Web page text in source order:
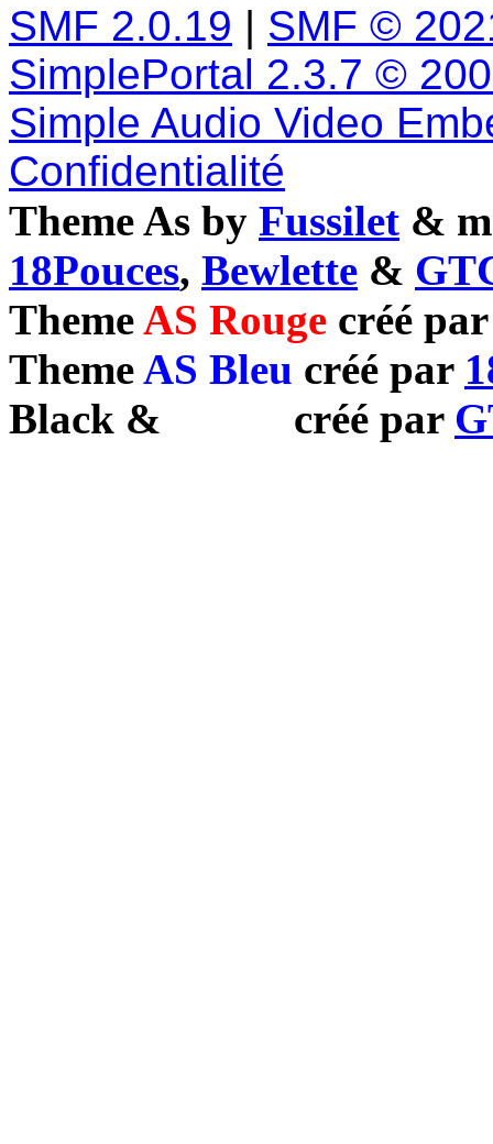
SMF 2.0.19 | SMF ©
SimplePortal 2.3.7 ©
Simple Audio Video
Confidentialité
Theme As by Fussilet &
18Pouces, Bewlette &
ThemeAS Rouge créé
ThemeAS Bleu créé par
Black & créé par